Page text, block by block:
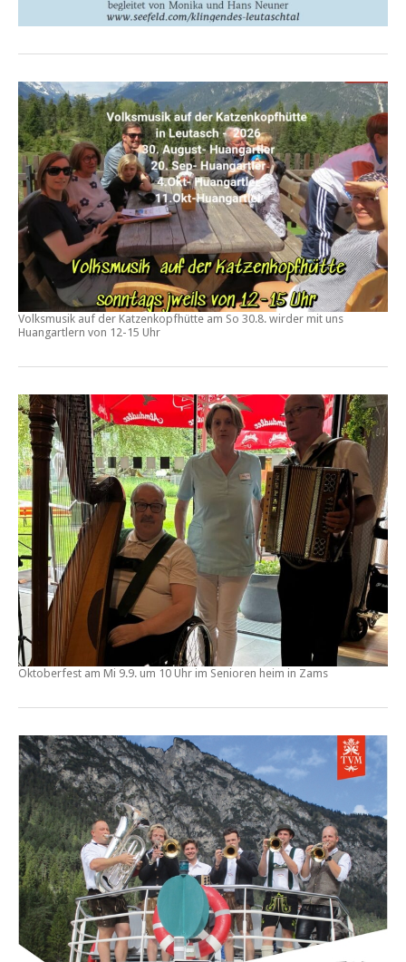
Volksmusik auf der Katzenkopfhütte am So 30.8. wirder mit uns
Huangartlern von 12-15 Uhr
Oktoberfest am Mi 9.9. um 10 Uhr im Senioren heim in Zams